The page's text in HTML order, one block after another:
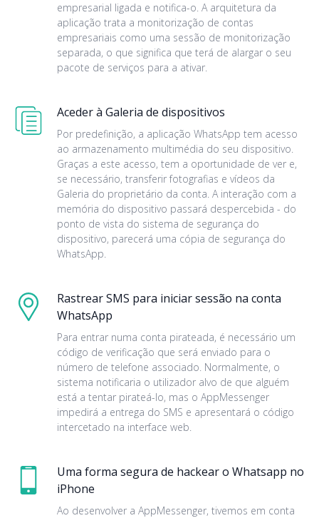
empresarial ligada e notifica-o. A arquitetura da
aplicação trata a monitorização de contas
empresariais como uma sessão de monitorização
separada, o que significa que terá de alargar o seu
pacote de serviços para a ativar.
Aceder à Galeria de dispositivos
Por predefinição, a aplicação WhatsApp tem acesso
ao armazenamento multimédia do seu dispositivo.
Graças a este acesso, tem a oportunidade de ver e,
se necessário, transferir fotografias e vídeos da
Galeria do proprietário da conta. A interação com a
memória do dispositivo passará despercebida - do
ponto de vista do sistema de segurança do
dispositivo, parecerá uma cópia de segurança do
WhatsApp.
Rastrear SMS para iniciar sessão na conta
WhatsApp
Para entrar numa conta pirateada, é necessário um
código de verificação que será enviado para o
número de telefone associado. Normalmente, o
sistema notificaria o utilizador alvo de que alguém
está a tentar pirateá-lo, mas o AppMessenger
impedirá a entrega do SMS e apresentará o código
intercetado na interface web.
Uma forma segura de hackear o Whatsapp no
iPhone
Ao desenvolver a AppMessenger, tivemos em conta